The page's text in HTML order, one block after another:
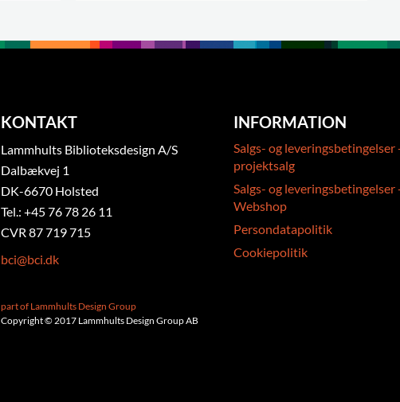
KONTAKT
Lammhults Biblioteksdesign A/S
Dalbækvej 1
DK-6670 Holsted
Tel.: +45 76 78 26 11
CVR 87 719 715
bci@bci.dk
part of Lammhults Design Group
Copyright © 2017 Lammhults Design Group AB
INFORMATION
Salgs- og leveringsbetingelser
projektsalg
Salgs- og leveringsbetingelser
Webshop
Persondatapolitik
Cookiepolitik